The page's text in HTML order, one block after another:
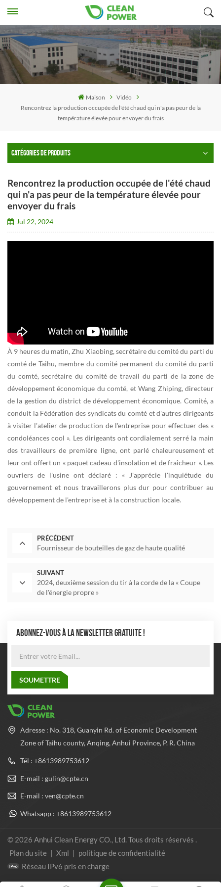
Maison
Vidéo
Rencontrez la production occupée de l'été chaud qui n'a pas peur de la
température élevée pour envoyer du frais
CATÉGORIES DE PRODUITS
Rencontrez la production occupée de l'été chaud
qui n'a pas peur de la température élevée pour
envoyer du frais
Jul 22, 2024
À 9 heures du matin, Zhu Xiaobing, secrétaire du comité du parti du
comté de Taihu, membre du comité permanent du comité du parti
du comté, secrétaire du comité de travail du parti de la zone de
développement économique du comté, et Wang Zhiping, directeur
de la gestion du district de développement économique. Comité, a
conduit la Fédération des syndicats du comté et d'autres dirigeants
à visiter l'atelier de production de l'entreprise pour effectuer des «
condoléances cool ». Les dirigeants ont cordialement serré la main
des travailleurs de première ligne, ont parlé chaleureusement et
leur ont offert un « paquet cadeau d'insolation et de fraîcheur ». Les
ouvriers de l'usine ont déclaré : « J'apprécie l'inquiétude du
gouvernement et nous travaillerons plus dur pour contribuer au
développement de l'entreprise et à la construction locale.
PRÉCÉDENT
Fournisseur de bouteilles de gaz de haute qualité
SUIVANT
2024, deuxième session du tir à la corde de la « Coupe
de l'énergie propre »
ABONNEZ-VOUS À LA NEWSLETTER GRATUITE !
Adresse : No. 318, Guanyin Rd. of Economic Development
Zone of Taihu county, Anqing, Anhui Province, P. R. China
Tél : +8613989753612
E-mail : gulin@cpte.cn
E-mail : ven@cpte.cn
Whatsapp : +8613989753612
© 2026 Anhui Clean Energy CO., Ltd. Tous droits réservés .
Plan du site
Xml
politique de confidentialité
Réseau IPv6 pris en charge